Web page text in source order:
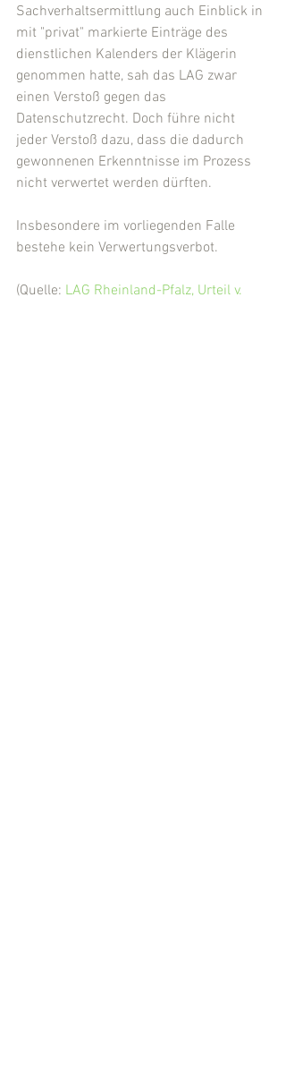
Sachverhaltsermittlung auch Einblick in
mit "privat" markierte Einträge des
dienstlichen Kalenders der Klägerin
genommen hatte, sah das LAG zwar
einen Verstoß gegen das
Datenschutzrecht. Doch führe nicht
jeder Verstoß dazu, dass die dadurch
gewonnenen Erkenntnisse im Prozess
nicht verwertet werden dürften.
Insbesondere im vorliegenden Falle
bestehe kein Verwertungsverbot.
(Quelle: LAG Rheinland-Pfalz, Urteil v.